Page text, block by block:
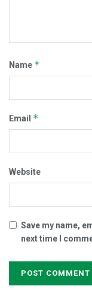
Name *
Email *
Website
Save my name,
next time I